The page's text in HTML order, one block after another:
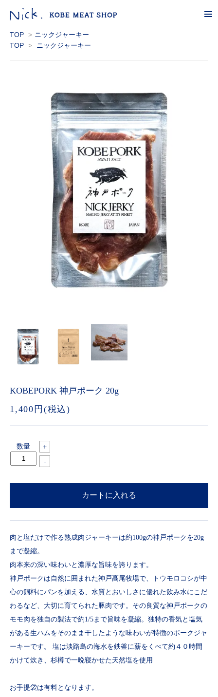
TOP > ニックジャーキー
TOP > ニックジャーキー
KOBEPORK 神戸ポーク 20g
1,400円(税込)
数量
+
-
肉と塩だけで作る熟成肉ジャーキーは約100gの神戸ポークを20g
まで凝縮。
肉本来の深い味わいと濃厚な旨味を誇ります。
神戸ポークは自然に囲まれた神戸髙尾牧場で、トウモロコシが中
心の飼料にパンを加える、水質とおいしさに優れた飲み水にこだ
わるなど、大切に育てられた豚肉です。その良質な神戸ポークの
モモ肉を独自の製法で約1/5まで旨味を凝縮。独特の香気と塩気
がある生ハムをそのまま干したような味わいが特徴のポークジャ
ーキーです。 塩は淡路島の海水を鉄釜に薪をくべて約４０時間
かけて炊き、杉樽で一晩寝かせた天然塩を使用
お手提袋は有料となります。